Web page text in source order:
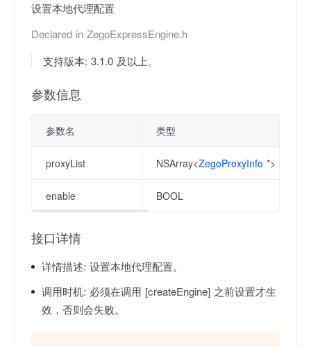
设置本地代理配置
Declared in ZegoExpressEngine.h
支持版本: 3.1.0 及以上。
参数信息
参数名 类型
proxyList NSArray<ZegoProxyInfo *> *
enable BOOL
接口详情
详情描述: 设置本地代理配置。
调用时机: 必须在调用 [createEngine] 之前设置才生
效，否则会失败。